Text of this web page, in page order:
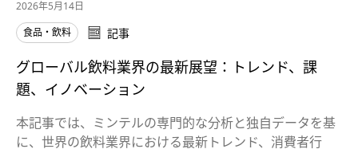
2026年5月14日
食品・飲料
記事
グローバル飲料業界の最新展望：トレンド、課
題、イノベーション
本記事では、ミンテルの専門的な分析と独自データを基
に、世界の飲料業界における最新トレンド、消費者行